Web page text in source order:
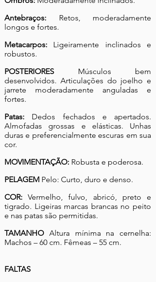
Antebraços: Retos, moderadamente
longos e fortes.
Metacarpos: Ligeiramente inclinados e
robustos.
POSTERIORES Músculos bem
desenvolvidos. Articulações do joelho e
jarrete moderadamente anguladas e
fortes.
Patas: Dedos fechados e apertados.
Almofadas grossas e elásticas. Unhas
duras e preferencialmente escuras em sua
cor.
MOVIMENTAÇÃO: Robusta e poderosa.
PELAGEM Pelo: Curto, duro e denso.
COR: Vermelho, fulvo, abricó, preto e
tigrado. Ligeiras marcas brancas no peito
e nas patas são permitidas.
TAMANHOAltura mínima na cernelha:
Machos – 60 cm. Fêmeas – 55 cm.
FALTAS